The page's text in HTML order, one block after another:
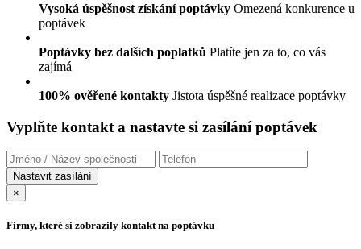
Vysoká úspěšnost získání poptávky Omezená konkurence u
poptávek
Poptávky bez dalších poplatků Platíte jen za to, co vás
zajímá
100% ověřené kontakty Jistota úspěšné realizace poptávky
Vyplňte kontakt a nastavte si zasílání poptávek
×
Firmy, které si zobrazily kontakt na poptávku